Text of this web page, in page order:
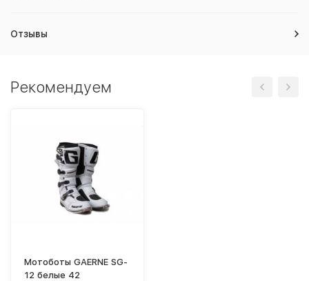
Отзывы
Рекомендуем
Мотоботы GAERNE SG-
12 белые 42